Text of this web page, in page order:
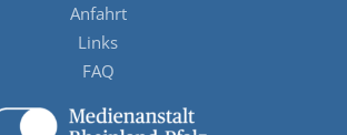
Anfahrt
Links
FAQ